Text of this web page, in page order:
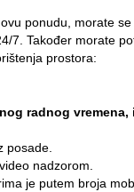
propise
ponudu, morate
7. Također morate
prostora:
radnog vremena,
posade.
nadzorom.
je putem broja